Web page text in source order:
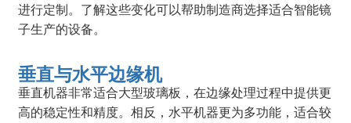
进行定制。了解这些变化可以帮助制造商选择适合智能镜
子生产的设备。
垂直与水平边缘机
垂直机器非常适合大型玻璃板，在边缘处理过程中提供更
高的稳定性和精度。相反，水平机器更为多功能，适合较